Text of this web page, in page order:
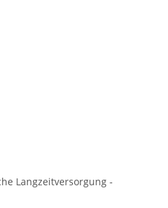
Langzeitversorgung -